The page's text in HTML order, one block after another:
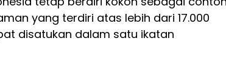
yang terdiri atas lebih dari 17.000
disatukan dalam satu ikatan